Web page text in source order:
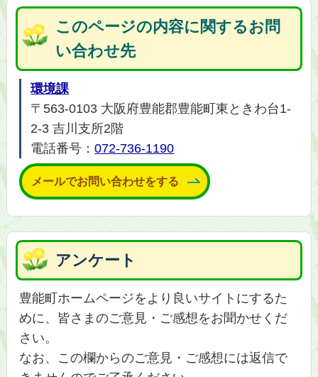
このページの内容に関するお問
い合わせ先
環境課
〒563-0103 大阪府豊能郡豊能町東ときわ台1-
2-3 吉川支所2階
電話番号：072-736-1190
メールでお問い合わせをする
アンケート
豊能町ホームページをより良いサイトにするた
めに、皆さまのご意見・ご感想をお聞かせくだ
さい。
なお、この欄からのご意見・ご感想には返信で